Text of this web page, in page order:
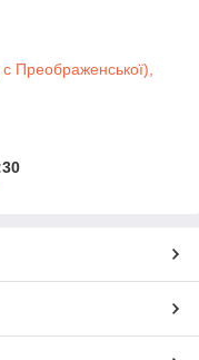
Преображенської),